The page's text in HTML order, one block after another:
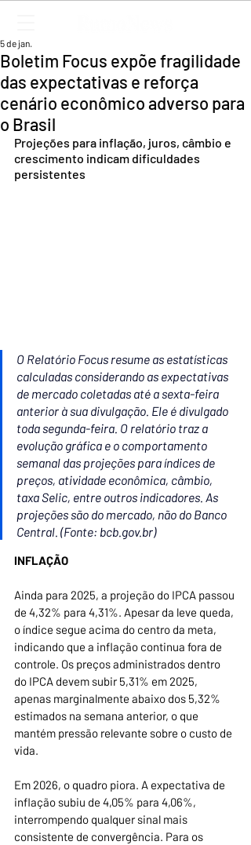
Boletim Focus expõe fragilidade
das expectativas e reforça
cenário econômico adverso para
o Brasil
5 de jan.
Projeções para inflação, juros, câmbio e
crescimento indicam dificuldades
persistentes
O Relatório Focus resume as estatísticas
calculadas considerando as expectativas
de mercado coletadas até a sexta-feira
anterior à sua divulgação. Ele é divulgado
toda segunda-feira. O relatório traz a
evolução gráfica e o comportamento
semanal das projeções para índices de
preços, atividade econômica, câmbio,
taxa Selic, entre outros indicadores. As
projeções são do mercado, não do Banco
Central. (Fonte: bcb.gov.br)
INFLAÇÃO
Ainda para 2025, a projeção do IPCA passou
de 4,32% para 4,31%. Apesar da leve queda,
o índice segue acima do centro da meta,
indicando que a inflação continua fora de
controle. Os preços administrados dentro
do IPCA devem subir 5,31% em 2025,
apenas marginalmente abaixo dos 5,32%
estimados na semana anterior, o que
mantém pressão relevante sobre o custo de
vida.
Em 2026, o quadro piora. A expectativa de
inflação subiu de 4,05% para 4,06%,
interrompendo qualquer sinal mais
consistente de convergência. Para os